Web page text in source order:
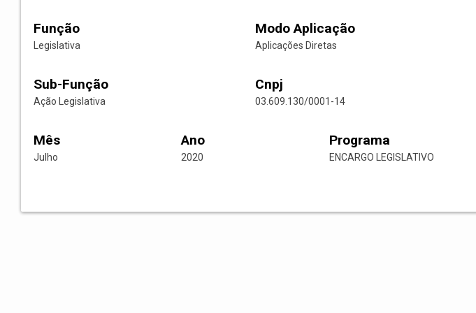
Função
Legislativa
Modo Aplicação
Aplicações Diretas
Sub-Função
Ação Legislativa
Cnpj
03.609.130/0001-14
Mês
Julho
Ano
2020
Programa
ENCARGO LEGISLATIVO